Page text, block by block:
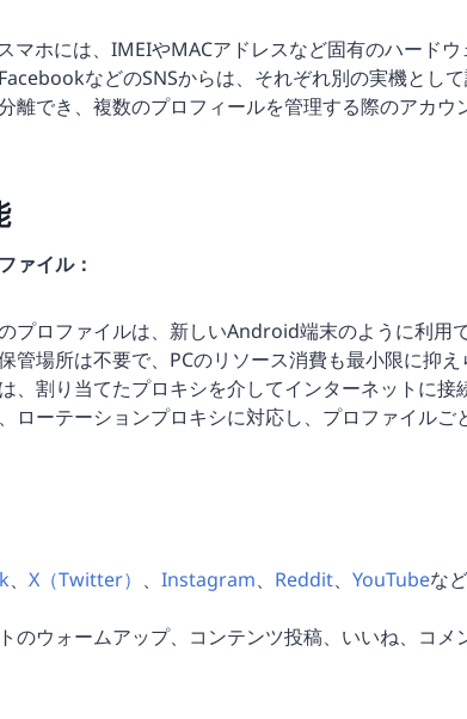
マホには、IMEIやMACアドレスなど固有のハードウ
などのSNSからは、それぞれ別の実機とし
離でき、複数のプロフィールを管理する際のアカウ
ァイル：
プロファイルは、新しいAndroid端末のように利用
管場所は不要で、PCのリソース消費も最小限に抑え
、割り当てたプロキシを介してインターネットに接
ローテーションプロキシに対応し、プロファイルご
、 X（Twitter） 、 Instagram、 Reddit、 YouTubeな
のウォームアップ、コンテンツ投稿、いいね、コメ